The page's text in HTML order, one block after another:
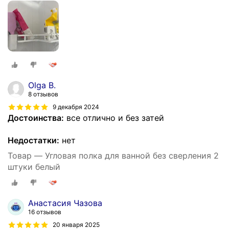
Olga B.
8 отзывов
9 декабря 2024
Достоинства: все отлично и без затей
Недостатки: нет
Товар — Угловая полка для ванной без сверления 2
штуки белый
Анастасия Чазова
16 отзывов
20 января 2025